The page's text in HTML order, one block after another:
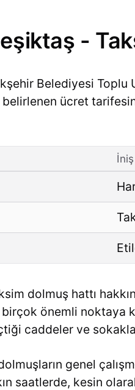
-
Belediyesi Toplu
ücret
dolmuş hattı
önemli noktaya
caddeler ve
genel
saatlerde, kesin